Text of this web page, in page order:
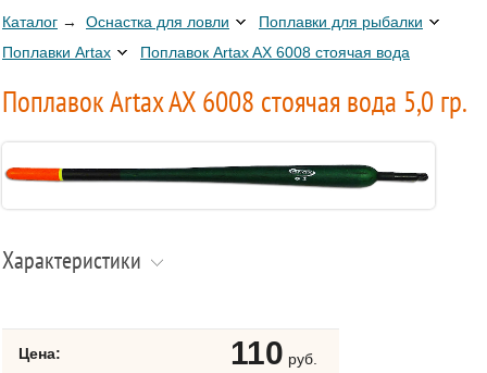
Каталог → Оснастка для ловли
Поплавки для рыбалки
Поплавки Artax
Поплавок Artax AX 6008 стоячая вода
Поплавок Artax AX 6008 стоячая вода 5,0 гр.
Характеристики
Цена: 110 руб.